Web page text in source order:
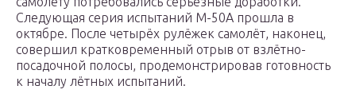
Следующая серия испытаний М-50А прошла в
октябре. После четырёх рулёжек самолёт, наконец,
совершил кратковременный отрыв от взлётно-
посадочной полосы, продемонстрировав готовность
к началу лётных испытаний.